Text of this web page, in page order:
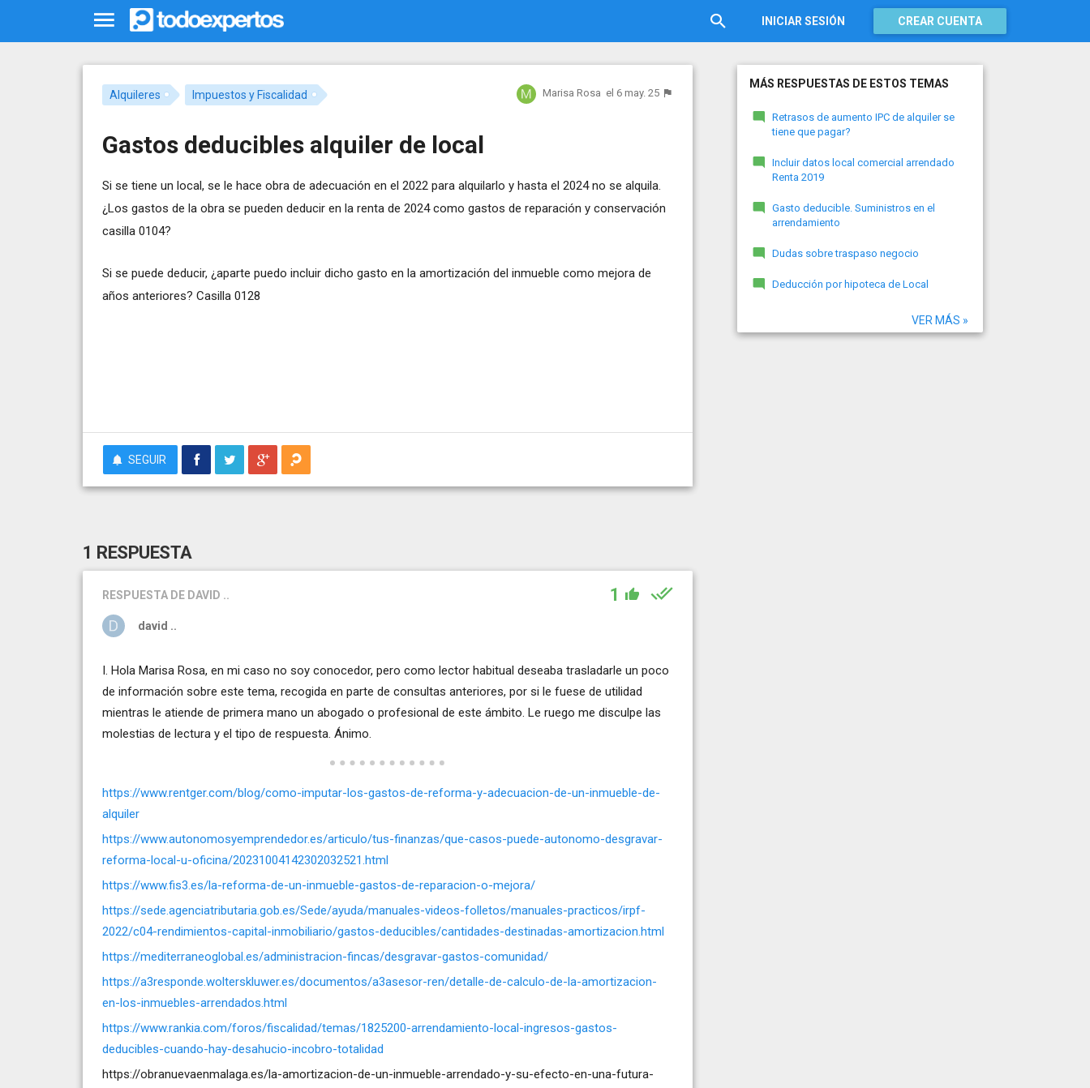
INICIAR SESIÓN CREAR CUENTA
Alquileres Impuestos y Fiscalidad Marisa Rosa el 6 may. 25
Gastos deducibles alquiler de local
Si se tiene un local, se le hace obra de adecuación en el 2022 para alquilarlo y hasta el 2024 no se alquila.
¿Los gastos de la obra se pueden deducir en la renta de 2024 como gastos de reparación y conservación
casilla 0104?
Si se puede deducir, ¿aparte puedo incluir dicho gasto en la amortización del inmueble como mejora de
años anteriores? Casilla 0128
SEGUIR
1 RESPUESTA
RESPUESTA DE DAVID .. 1
david ..
I. Hola Marisa Rosa, en mi caso no soy conocedor, pero como lector habitual deseaba trasladarle un poco
de información sobre este tema, recogida en parte de consultas anteriores, por si le fuese de utilidad
mientras le atiende de primera mano un abogado o profesional de este ámbito. Le ruego me disculpe las
molestias de lectura y el tipo de respuesta. Ánimo.
https://www.rentger.com/blog/como-imputar-los-gastos-de-reforma-y-adecuacion-de-un-inmueble-de-
alquiler
https://www.autonomosyemprendedor.es/articulo/tus-finanzas/que-casos-puede-autonomo-desgravar-
reforma-local-u-oficina/20231004142302032521.html
https://www.fis3.es/la-reforma-de-un-inmueble-gastos-de-reparacion-o-mejora/
https://sede.agenciatributaria.gob.es/Sede/ayuda/manuales-videos-folletos/manuales-practicos/irpf-
2022/c04-rendimientos-capital-inmobiliario/gastos-deducibles/cantidades-destinadas-amortizacion.html
https://mediterraneoglobal.es/administracion-fincas/desgravar-gastos-comunidad/
https://a3responde.wolterskluwer.es/documentos/a3asesor-ren/detalle-de-calculo-de-la-amortizacion-
en-los-inmuebles-arrendados.html
https://www.rankia.com/foros/fiscalidad/temas/1825200-arrendamiento-local-ingresos-gastos-
deducibles-cuando-hay-desahucio-incobro-totalidad
https://obranuevaenmalaga.es/la-amortizacion-de-un-inmueble-arrendado-y-su-efecto-en-una-futura-
MÁS RESPUESTAS DE ESTOS TEMAS
Retrasos de aumento IPC de alquiler se
tiene que pagar?
Incluir datos local comercial arrendado
Renta 2019
Gasto deducible. Suministros en el
arrendamiento
Dudas sobre traspaso negocio
Deducción por hipoteca de Local
VER MÁS »